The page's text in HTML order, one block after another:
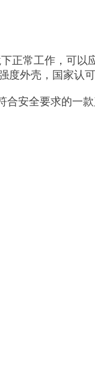
正常工作，可
度外壳，国家认
合安全要求的一